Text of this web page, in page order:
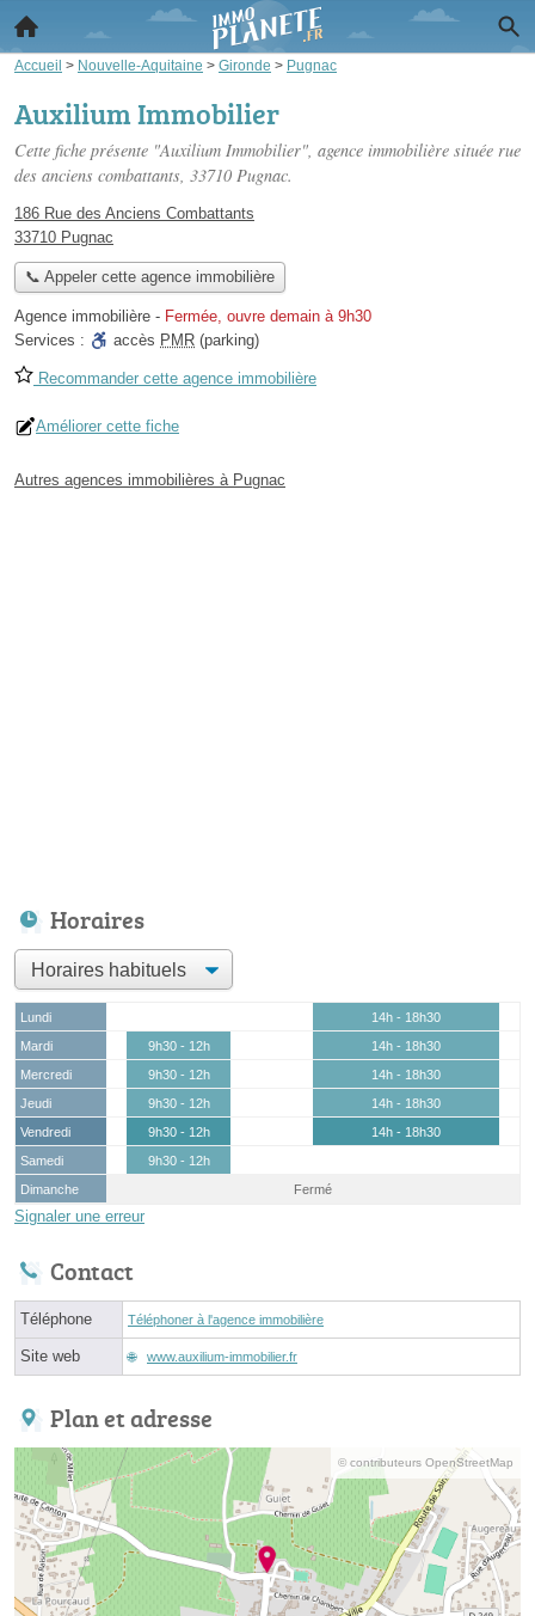
Accueil > Nouvelle-Aquitaine > Gironde > Pugnac
Auxilium Immobilier
Cette fiche présente "Auxilium Immobilier", agence immobilière située rue
des anciens combattants, 33710 Pugnac.
186 Rue des Anciens Combattants
33710 Pugnac
📞 Appeler cette agence immobilière
Agence immobilière - Fermée, ouvre demain à 9h30
Services :
accès PMR (parking)
Recommander cette agence immobilière
Améliorer cette fiche
Autres agences immobilières à Pugnac
Horaires
Lundi
14h - 18h30
Mardi
9h30 - 12h
14h - 18h30
Mercredi
9h30 - 12h
14h - 18h30
Jeudi
9h30 - 12h
14h - 18h30
Vendredi
9h30 - 12h
14h - 18h30
Samedi
9h30 - 12h
Dimanche
Fermé
Signaler une erreur
Contact
Téléphone Téléphoner à l'agence immobilière
Site web www.auxilium-immobilier.fr
Plan et adresse
© contributeurs OpenStreetMap